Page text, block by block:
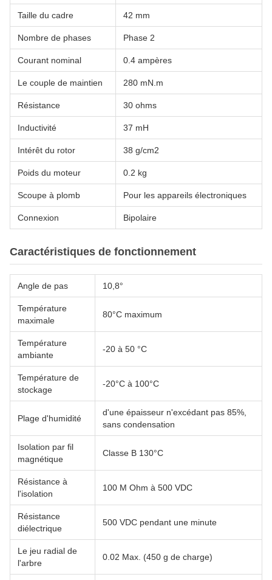
Taille du cadre 42 mm
Nombre de phases Phase 2
Courant nominal 0.4 ampères
Le couple de maintien 280 mN.m
Résistance 30 ohms
Inductivité 37 mH
Intérêt du rotor 38 g/cm2
Poids du moteur 0.2 kg
Scoupe à plomb Pour les appareils électroniques
Connexion Bipolaire
Caractéristiques de fonctionnement
Angle de pas 10,8°
Température
maximale
80°C maximum
Température
ambiante
-20 à 50 °C
Température de
stockage
-20°C à 100°C
Plage d'humidité
d'une épaisseur n'excédant pas 85%,
sans condensation
Isolation par fil
magnétique
Classe B 130°C
Résistance à
l'isolation
100 M Ohm à 500 VDC
Résistance
diélectrique
500 VDC pendant une minute
Le jeu radial de
l'arbre
0.02 Max. (450 g de charge)